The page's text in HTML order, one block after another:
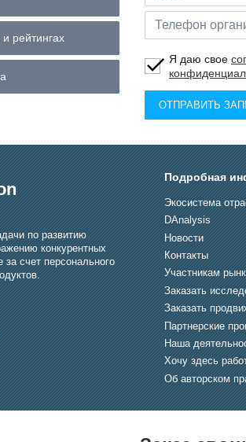
рейтингах
Я даю свое
ОТПРАВИТЬ
по развитию
конкурентных
счет персонального
Подробная
Экосистема
DAnalysis
Новости
Контакты
Участникам
Заказать
Заказать
Партнерские
Наша
Хочу здесь
Об авторском